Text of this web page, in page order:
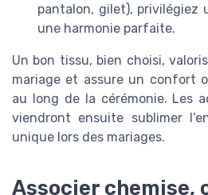
pantalon, gilet), privilégiez
une harmonie parfaite.
Un bon tissu, bien choisi,
mariage et assure un confort
au long de la cérémonie. Les
viendront ensuite sublimer
unique lors des mariages.
Associer chemise,